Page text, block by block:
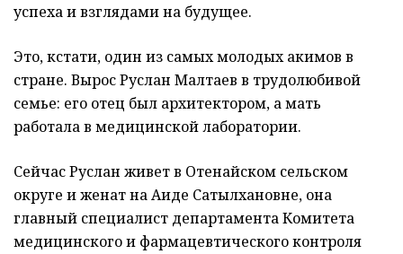
успеха и взглядами на будущее.
Это, кстати, один из самых молодых акимов в
стране. Вырос Руслан Малтаев в трудолюбивой
семье: его отец был архитектором, а мать
работала в медицинской лаборатории.
Сейчас Руслан живет в Отенайском сельском
округе и женат на Аиде Сатылхановне, она
главный специалист департамента Комитета
медицинского и фармацевтического контроля